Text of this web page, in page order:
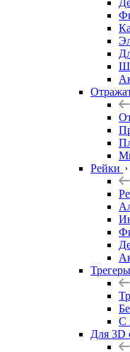
Рейки
Трегеры
С
Для 3D